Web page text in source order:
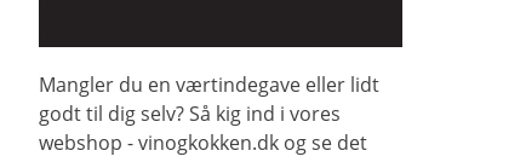
Mangler du en værtindegave eller lidt
godt til dig selv? Så kig ind i vores
webshop - vinogkokken.dk og se det